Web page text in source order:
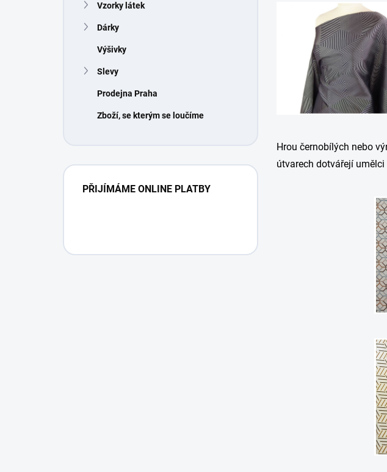
Vzorky látek
Dárky
Výšivky
Slevy
Prodejna Praha
Zboží, se kterým se loučíme
PŘIJÍMÁME ONLINE PLATBY
Hrou černobílých nebo
útvarech dotvářejí